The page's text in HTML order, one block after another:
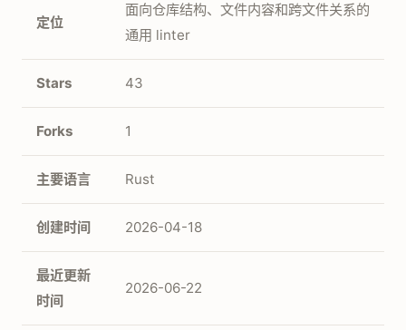
定位
面向仓库结构、文件内容和跨文件关系的
通用 linter
Stars 43
Forks 1
主要语言 Rust
创建时间 2026-04-18
最近更新
时间
2026-06-22